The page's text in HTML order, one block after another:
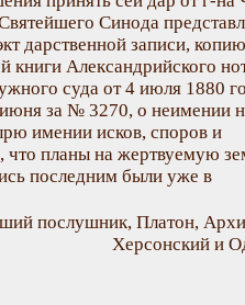
Синода
дарственной записи, копию
книги Александрийского
суда от 4 июля 1880
за № 3270, о неимении
имении исков, споров и
что планы на жертвуемую
последним были уже в
послушник, Платон,
Херсонский и